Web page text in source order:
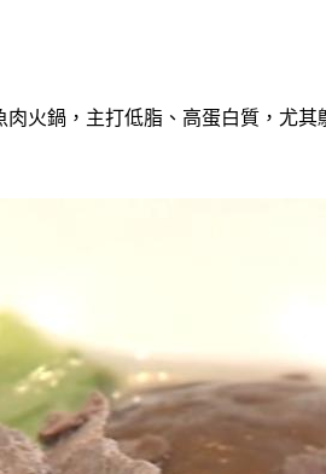
火鍋，主打低脂、高蛋白質，尤